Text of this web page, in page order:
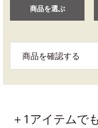
商品を選ぶ
商品を確認する
＋1アイテムで